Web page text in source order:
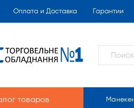
Оплата и Доставка Гарантии
товаров